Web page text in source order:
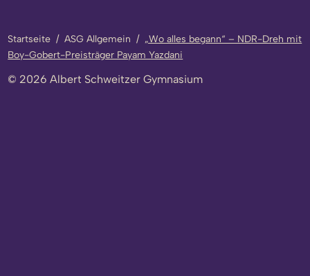
Startseite /ASG Allgemein / „Wo alles begann“ – NDR-Dreh mit
Boy-Gobert-Preisträger Payam Yazdani
© 2026 Albert Schweitzer Gymnasium